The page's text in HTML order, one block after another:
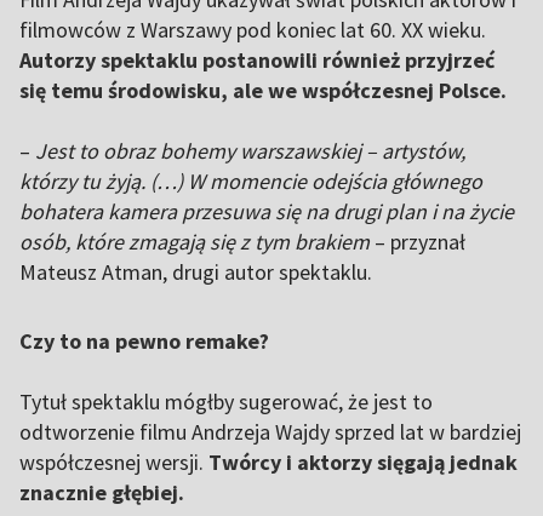
filmowców z Warszawy pod koniec lat 60. XX wieku.
Autorzy spektaklu postanowili również przyjrzeć
się temu środowisku, ale we współczesnej Polsce.
– Jest to obraz bohemy warszawskiej – artystów,
którzy tu żyją. (…) W momencie odejścia głównego
bohatera kamera przesuwa się na drugi plan i na życie
osób, które zmagają się z tym brakiem – przyznał
Mateusz Atman, drugi autor spektaklu.
Czy to na pewno remake?
Tytuł spektaklu mógłby sugerować, że jest to
odtworzenie filmu Andrzeja Wajdy sprzed lat w bardziej
współczesnej wersji. Twórcy i aktorzy sięgają jednak
znacznie głębiej.